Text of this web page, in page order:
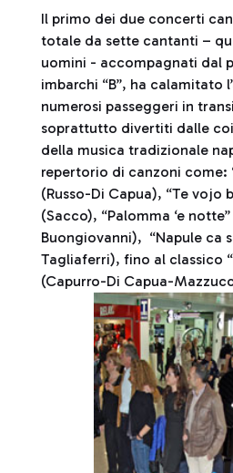
Il primo dei due concerti
totale da sette cantanti –
uomini - accompagnati dal
imbarchi “B”, ha calamitato
numerosi passeggeri in
soprattutto divertiti dalle
della musica tradizionale
repertorio di canzoni come:
(Russo-Di Capua), “Te vojo
(Sacco), “Palomma ‘e
Buongiovanni), “Napule ca
Tagliaferri), fino al classico
(Capurro-Di Capua-